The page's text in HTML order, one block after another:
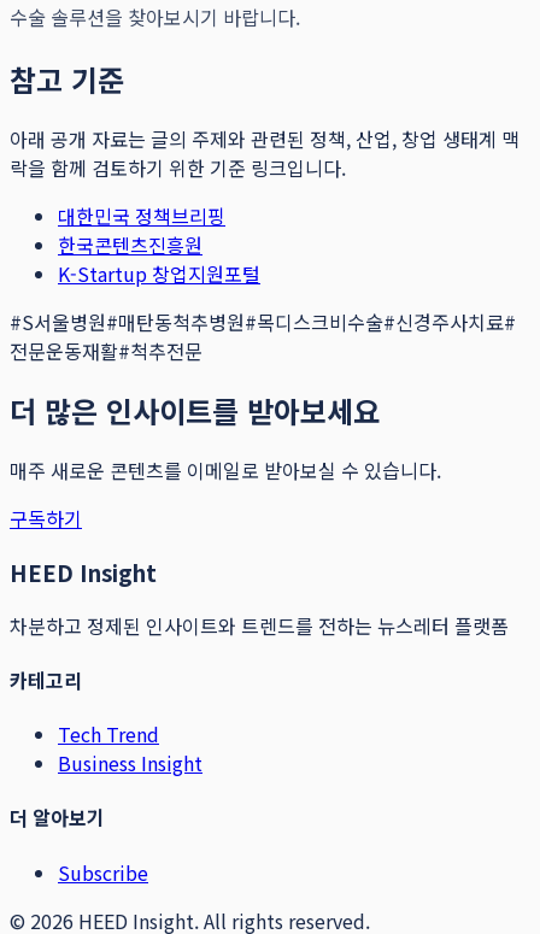
수술 솔루션을 찾아보시기 바랍니다.
참고 기준
아래 공개 자료는 글의 주제와 관련된 정책, 산업, 창업 생태계 맥
락을 함께 검토하기 위한 기준 링크입니다.
대한민국 정책브리핑
한국콘텐츠진흥원
K-Startup 창업지원포털
#S서울병원#매탄동척추병원#목디스크비수술#신경주사치료#
전문운동재활#척추전문
더 많은 인사이트를 받아보세요
매주 새로운 콘텐츠를 이메일로 받아보실 수 있습니다.
구독하기
HEED Insight
차분하고 정제된 인사이트와 트렌드를 전하는 뉴스레터 플랫폼
카테고리
Tech Trend
Business Insight
더 알아보기
Subscribe
© 2026 HEED Insight. All rights reserved.